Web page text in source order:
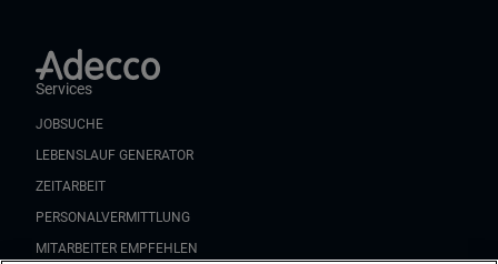
Services
JOBSUCHE
LEBENSLAUF GENERATOR
ZEITARBEIT
PERSONALVERMITTLUNG
MITARBEITER EMPFEHLEN